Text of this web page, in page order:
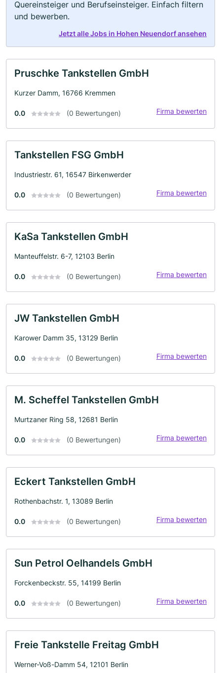
Quereinsteiger und Berufseinsteiger. Einfach filtern
und bewerben.
Jetzt alle Jobs in Hohen Neuendorf ansehen
Pruschke Tankstellen GmbH
Kurzer Damm, 16766 Kremmen
0.0 (0 Bewertungen) Firma bewerten
Tankstellen FSG GmbH
Industriestr. 61, 16547 Birkenwerder
0.0 (0 Bewertungen) Firma bewerten
KaSa Tankstellen GmbH
Manteuffelstr. 6-7, 12103 Berlin
0.0 (0 Bewertungen) Firma bewerten
JW Tankstellen GmbH
Karower Damm 35, 13129 Berlin
0.0 (0 Bewertungen) Firma bewerten
M. Scheffel Tankstellen GmbH
Murtzaner Ring 58, 12681 Berlin
0.0 (0 Bewertungen) Firma bewerten
Eckert Tankstellen GmbH
Rothenbachstr. 1, 13089 Berlin
0.0 (0 Bewertungen) Firma bewerten
Sun Petrol Oelhandels GmbH
Forckenbeckstr. 55, 14199 Berlin
0.0 (0 Bewertungen) Firma bewerten
Freie Tankstelle Freitag GmbH
Werner-Voß-Damm 54, 12101 Berlin